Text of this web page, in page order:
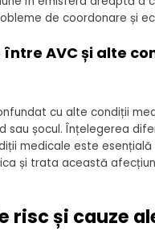
de coordonare și
AVC și alte
cu alte condiții
sau șocul. Înțelegerea
medicale este
și trata această
risc și cauze